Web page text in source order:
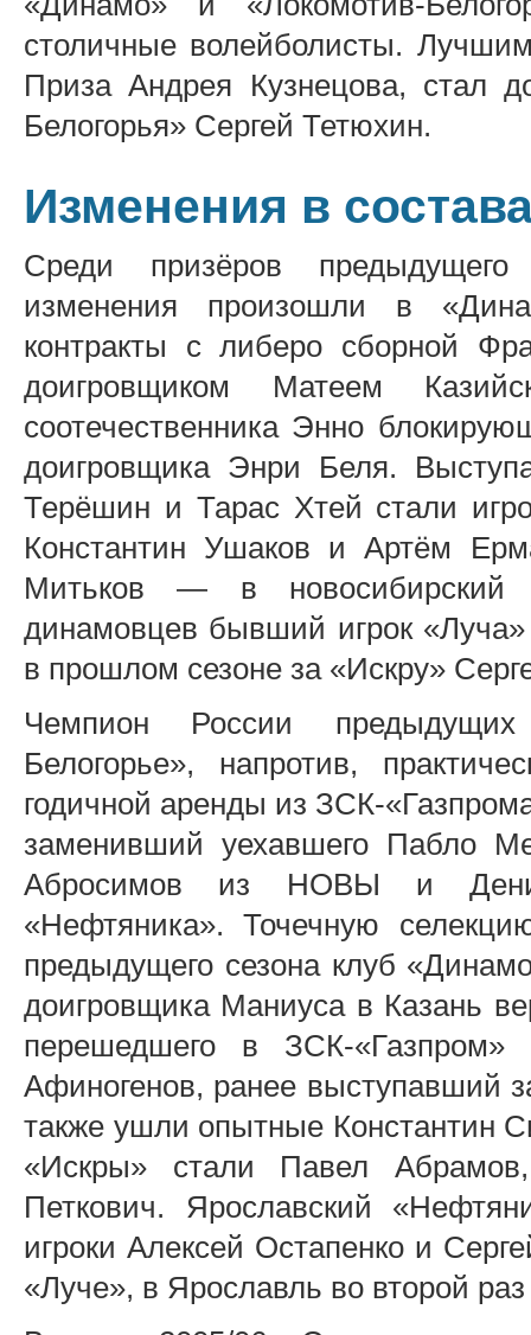
столичные волейболисты.
Приза Андрея Кузнецова, стал
Белогорья» Сергей Тетюхин.
Изменения в
Среди призёров предыдущего
изменения произошли в
контракты с либеро сборной
доигровщиком Матеем
соотечественника Энно
доигровщика Энри Беля.
Терёшин и Тарас Хтей стали
Константин Ушаков и Артём
Митьков — в новосибирский
динамовцев бывший игрок
в прошлом сезоне за «Искру»
Чемпион России
Белогорье», напротив,
годичной аренды из ЗСК-
заменивший уехавшего Пабло
Абросимов из НОВЫ и Денис
«Нефтяника». Точечную
предыдущего сезона клуб
доигровщика Маниуса в Казань
перешедшего в ЗСК-
Афиногенов, ранее выступавший
также ушли опытные Константин
«Искры» стали Павел
Петкович. Ярославский
игроки Алексей Остапенко и
«Луче», в Ярославль во второй